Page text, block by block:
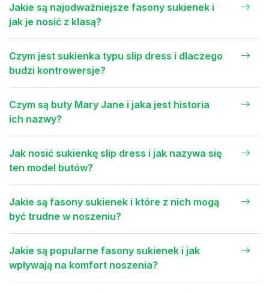
Jakie są najodważniejsze fasony sukienek i
jak je nosić z klasą?
Czym jest sukienka typu slip dress i dlaczego
budzi kontrowersje?
Czym są buty Mary Jane i jaka jest historia
ich nazwy?
Jak nosić sukienkę slip dress i jak nazywa się
ten model butów?
Jakie są fasony sukienek i które z nich mogą
być trudne w noszeniu?
Jakie są popularne fasony sukienek i jak
wpływają na komfort noszenia?